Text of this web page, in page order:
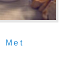
Met